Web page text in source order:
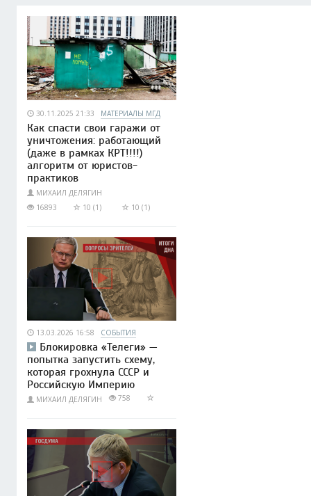
30.11.2025 21:33 МАТЕРИАЛЫ МГД
Как спасти свои гаражи от
уничтожения: работающий
(даже в рамках КРТ!!!!)
алгоритм от юристов-
практиков
МИХАИЛ ДЕЛЯГИН
16893
10 (1) 10 (1)
13.03.2026 16:58 СОБЫТИЯ
Блокировка «Телеги» —
попытка запустить схему,
которая грохнула СССР и
Российскую Империю
МИХАИЛ ДЕЛЯГИН 758